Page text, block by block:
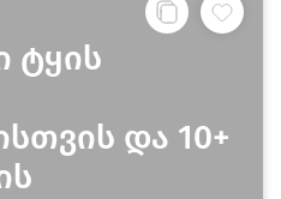
ტყის
და 10+